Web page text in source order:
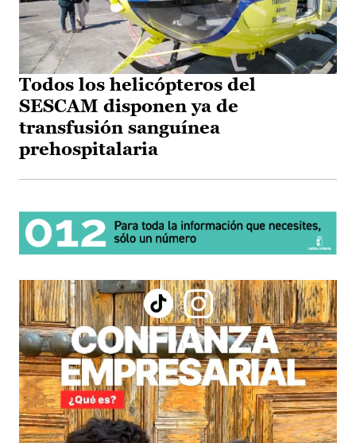
Todos los helicópteros del
SESCAM disponen ya de
transfusión sanguínea
prehospitalaria